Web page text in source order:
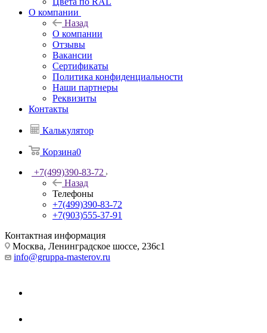
О компании
Назад
О компании
Отзывы
Вакансии
Сертификаты
Политика конфиденциальности
Наши партнеры
Реквизиты
Контакты
Калькулятор
Корзина0
+7(499)390-83-72
Назад
Телефоны
+7(499)390-83-72
+7(903)555-37-91
Контактная информация
Москва, Ленинградское шоссе, 236с1
info@gruppa-masterov.ru